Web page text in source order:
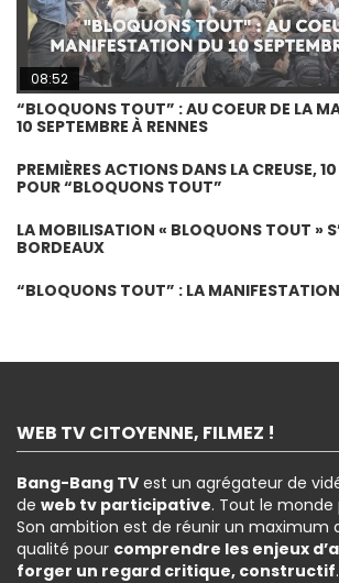
08:52
“BLOQUONS TOUT” : AU COEUR DE LA
10 SEPTEMBRE À RENNES
PREMIÈRES ACTIONS DANS LA CREUSE,
POUR “BLOQUONS TOUT”
LA MOBILISATION « BLOQUONS TOUT »
BORDEAUX
“BLOQUONS TOUT” : LA
WEB TV CITOYENNE, FILMEZ !
Bang-Bang TV est un agrégateur de
de web tv participative. Tout le
Son ambition est de réunir un maximum
qualité pour comprendre les enjeux
forger un regard critique, constructif.